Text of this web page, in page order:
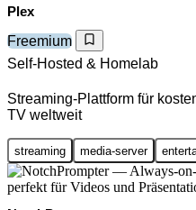
Plex
Freemium
Self-Hosted & Homelab
Streaming-Plattform für
TV weltweit
streaming media-server